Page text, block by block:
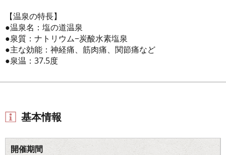
【温泉の特長】
●温泉名：塩の道温泉
●泉質：ナトリウム−炭酸水素塩泉
●主な効能：神経痛、筋肉痛、関節痛など
●泉温：37.5度
基本情報
開催期間